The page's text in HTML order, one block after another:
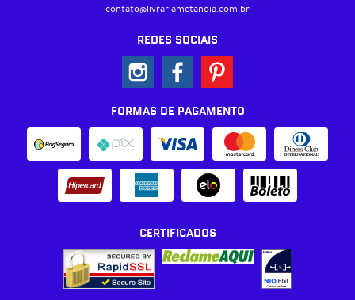
contato@livrariametanoia.com.br
REDES SOCIAIS
FORMAS DE PAGAMENTO
CERTIFICADOS